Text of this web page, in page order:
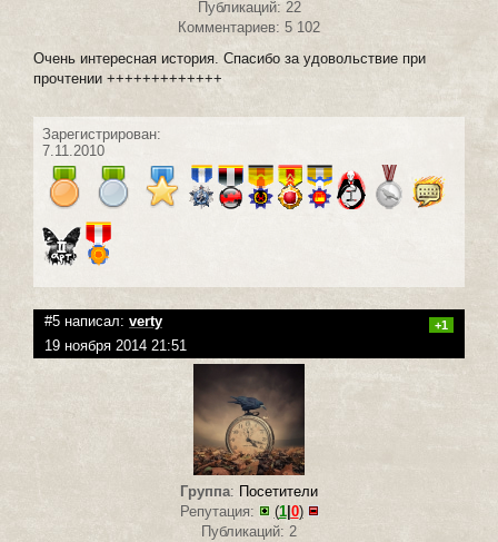
Публикаций: 22
Комментариев: 5 102
Очень интересная история. Спасибо за удовольствие при
прочтении +++++++++++++
Зарегистрирован:
7.11.2010
#5 написал: verty +1
19 ноября 2014 21:51
Группа: Посетители
Репутация:
(1| 0)
Публикаций: 2